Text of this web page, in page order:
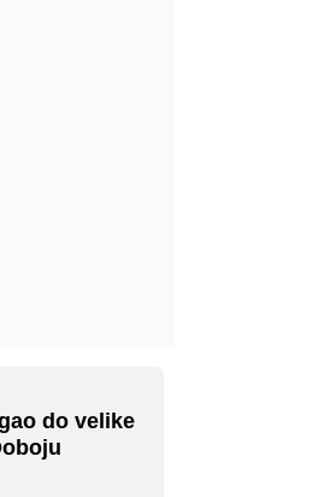
do velike